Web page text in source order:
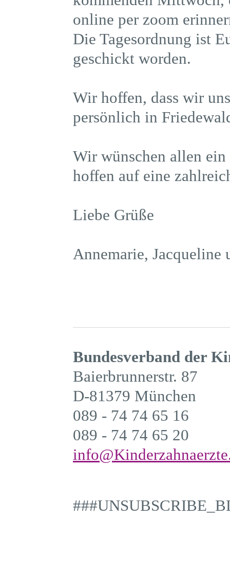
online per zoom
Die Tagesordnung ist
geschickt worden.
Wir hoffen, dass wir
persönlich in
Wir wünschen allen ein
hoffen auf eine
Liebe Grüße
Annemarie, Jacqueline
Bundesverband der
Baierbrunnerstr. 87
D-81379 München
089 - 74 74 65 16
089 - 74 74 65 20